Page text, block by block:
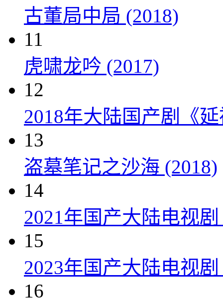
古董局中局 (2018)
11
虎啸龙吟 (2017)
12
2018年大陆国产剧《
13
盗墓笔记之沙海 (2018)
14
2021年国产大陆电视
15
2023年国产大陆电视
16